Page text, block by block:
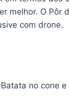
melhor. O Pôr
com drone.
no cone